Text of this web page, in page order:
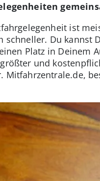
ist
schneller. Du kannst
Platz in Deinem
und
Mitfahrzentrale.de,